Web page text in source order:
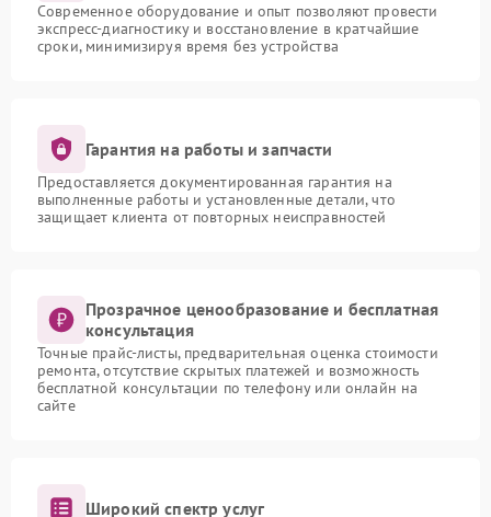
Современное оборудование и опыт позволяют провести
экспресс-диагностику и восстановление в кратчайшие
сроки, минимизируя время без устройства
Гарантия на работы и запчасти
Предоставляется документированная гарантия на
выполненные работы и установленные детали, что
защищает клиента от повторных неисправностей
Прозрачное ценообразование и бесплатная
консультация
Точные прайс-листы, предварительная оценка стоимости
ремонта, отсутствие скрытых платежей и возможность
бесплатной консультации по телефону или онлайн на
сайте
Широкий спектр услуг